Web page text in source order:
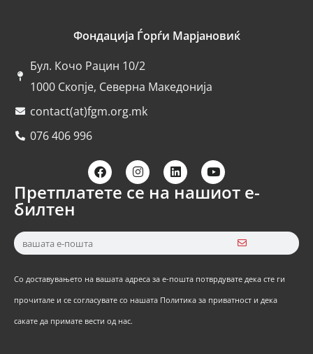
Фондација Ѓорѓи Марјановиќ
Бул. Кочо Рацин 10/2
1000 Скопје, Северна Македонија
contact(at)fgm.org.mk
076 406 996
Претплатете се на нашиот е-
билтен
Со доставувањето на вашата адреса за е-пошта потврдувате дека сте ги
прочитале и се согласувате со нашата Политика за приватност и дека
сакате да примате вести од нас.